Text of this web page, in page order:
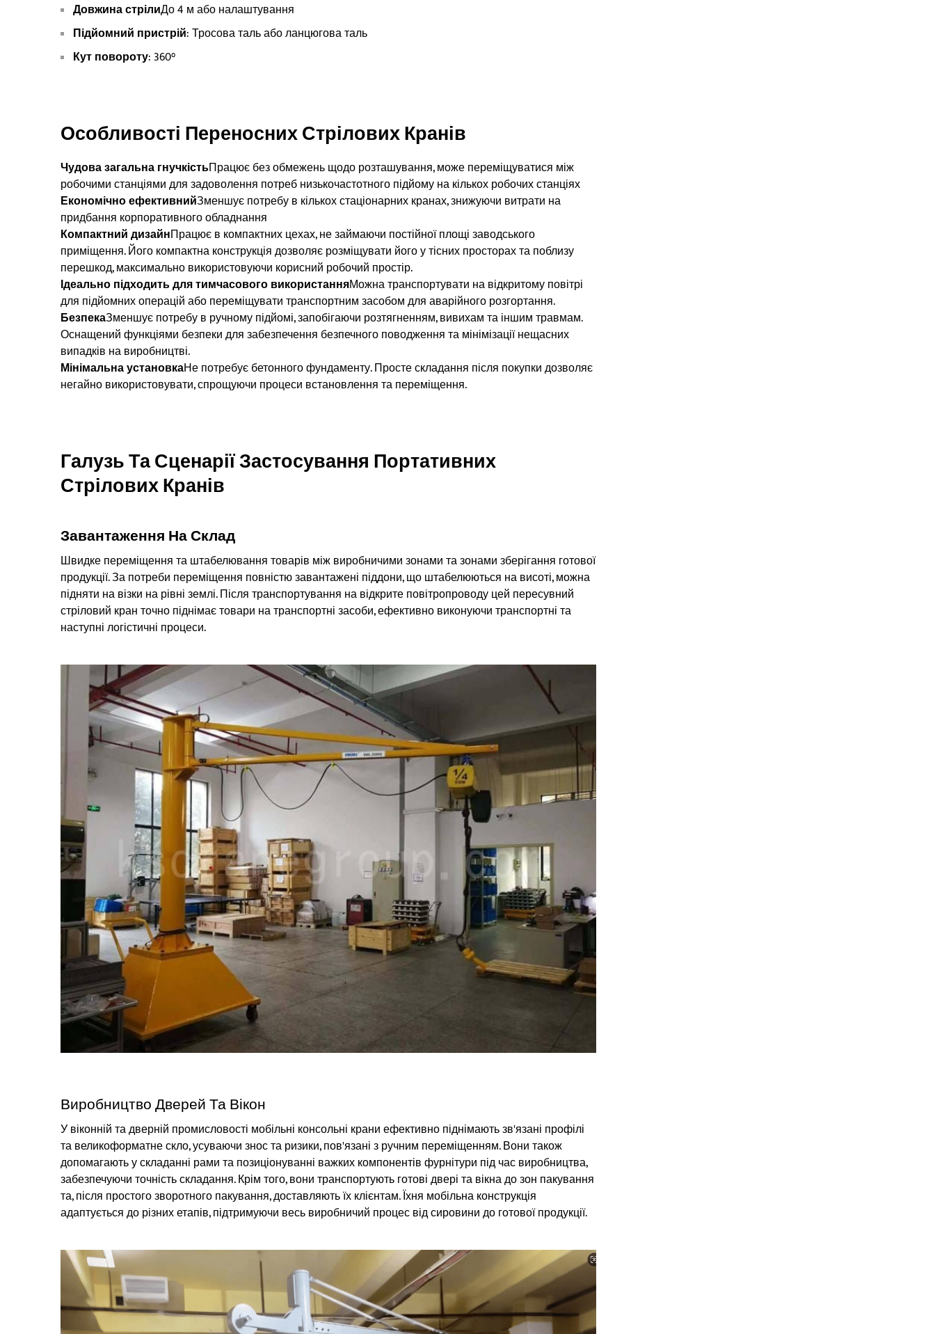
Довжина стрілиДо 4 м або налаштування
Підйомний пристрій: Тросова таль або ланцюгова таль
Кут повороту: 360°
Особливості Переносних Стрілових Кранів
Чудова загальна гнучкістьПрацює без обмежень щодо розташування, може переміщуватися між
робочими станціями для задоволення потреб низькочастотного підйому на кількох робочих станціях
Економічно ефективнийЗменшує потребу в кількох стаціонарних кранах, знижуючи витрати на
придбання корпоративного обладнання
Компактний дизайнПрацює в компактних цехах, не займаючи постійної площі заводського
приміщення. Його компактна конструкція дозволяє розміщувати його у тісних просторах та поблизу
перешкод, максимально використовуючи корисний робочий простір.
Ідеально підходить для тимчасового використанняМожна транспортувати на відкритому повітрі
для підйомних операцій або переміщувати транспортним засобом для аварійного розгортання.
БезпекаЗменшує потребу в ручному підйомі, запобігаючи розтягненням, вивихам та іншим травмам.
Оснащений функціями безпеки для забезпечення безпечного поводження та мінімізації нещасних
випадків на виробництві.
Мінімальна установкаНе потребує бетонного фундаменту. Просте складання після покупки дозволяє
негайно використовувати, спрощуючи процеси встановлення та переміщення.
Галузь Та Сценарії Застосування Портативних
Стрілових Кранів
Завантаження На Склад
Швидке переміщення та штабелювання товарів між виробничими зонами та зонами зберігання готової
продукції. За потреби переміщення повністю завантажені піддони, що штабелюються на висоті, можна
підняти на візки на рівні землі. Після транспортування на відкрите повітропроводу цей пересувний
стріловий кран точно піднімає товари на транспортні засоби, ефективно виконуючи транспортні та
наступні логістичні процеси.
Виробництво Дверей Та Вікон
У віконній та дверній промисловості мобільні консольні крани ефективно піднімають зв'язані профілі
та великоформатне скло, усуваючи знос та ризики, пов'язані з ручним переміщенням. Вони також
допомагають у складанні рами та позиціонуванні важких компонентів фурнітури під час виробництва,
забезпечуючи точність складання. Крім того, вони транспортують готові двері та вікна до зон пакування
та, після простого зворотного пакування, доставляють їх клієнтам. Їхня мобільна конструкція
адаптується до різних етапів, підтримуючи весь виробничий процес від сировини до готової продукції.